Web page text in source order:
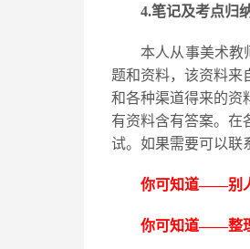
4.笔记及考点归
本人从事美术教
题和资料，该资料来
和各种渠道得来的资
有资料含有答案。在
试。如果需要可以联
你可知道——别人
你可知道——整理